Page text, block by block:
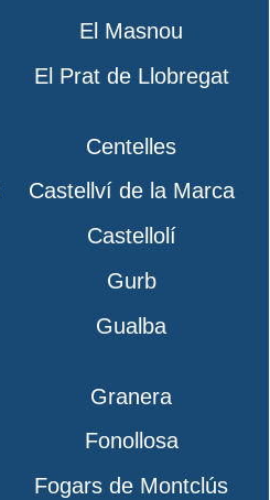
El Masnou
El Prat de Llobregat
Centelles
Castellví de la Marca
Castellolí
Gurb
Gualba
Granera
Fonollosa
Fogars de Montclús